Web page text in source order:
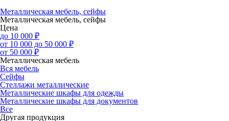
Металлическая мебель, сейфы
Металлическая мебель, сейфы
Цена
до 10 000 ₽
от 10 000 до 50 000 ₽
от 50 000 ₽
Металлическая мебель
Вся мебель
Сейфы
Стеллажи металлические
Металлические шкафы для одежды
Металлические шкафы для документов
Все
Другая продукция